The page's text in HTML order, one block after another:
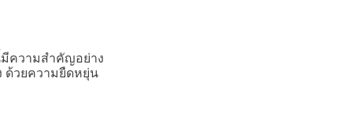
ความสำคัญอย่าง
ด้วยความยืดหยุ่น